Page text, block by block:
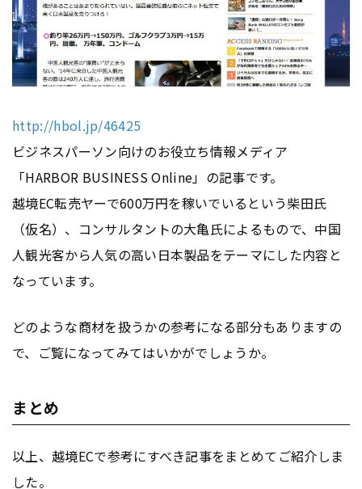
http://hbol.jp/46425
ビジネスパーソン向けのお役立ち情報メディア
「HARBOR BUSINESS Online」の記事です。
越境EC転売ヤーで600万円を稼いでいるという柴田氏
（仮名）、コンサルタントの大亀氏によるもので、中国
人観光客から人気の高い日本製品をテーマにした内容と
なっています。
どのような商材を扱うかの参考になる部分もありますの
で、ご覧になってみてはいかがでしょうか。
まとめ
以上、越境ECで参考にすべき記事をまとめてご紹介しま
した。